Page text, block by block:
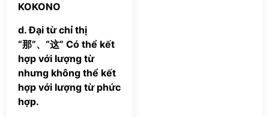
KOKONO
d. Đại từ chỉ thị
“那”、“这” Có thể kết
hợp với lượng từ
nhưng không thể kết
hợp với lượng từ phức
hợp.